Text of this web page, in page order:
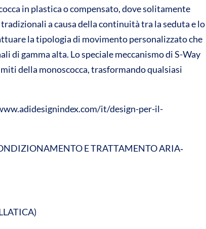
in plastica o compensato, dove solitamente
a causa della continuità tra la seduta e lo
la tipologia di movimento personalizzato che
di gamma alta. Lo speciale meccanismo di S-Way
della monoscocca, trasformando qualsiasi
it/design-per-il-
E TRATTAMENTO ARIA‐